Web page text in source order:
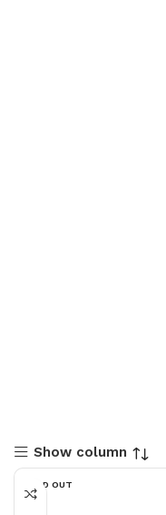
Show column
SOLD OUT